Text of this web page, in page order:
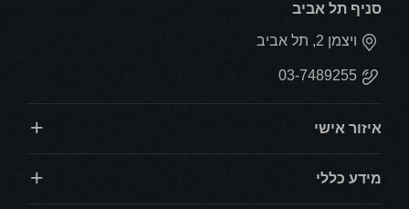
סניף תל אביב
ויצמן 2, תל אביב
03-7489255
איזור אישי
מידע כללי